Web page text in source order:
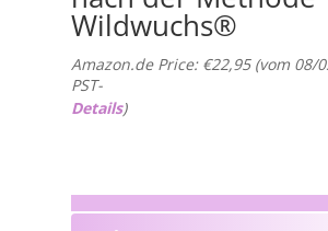
Wildwuchs®
Amazon.de Price: €22,95(vom 08/
PST-
Details)